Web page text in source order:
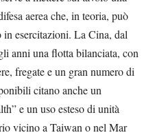
aerea che, in teoria, può
in esercitazioni. La Cina, dal
anni una flotta bilanciata, con
fregate e un gran numero di
citano anche un
e un uso esteso di unità
vicino a Taiwan o nel Mar